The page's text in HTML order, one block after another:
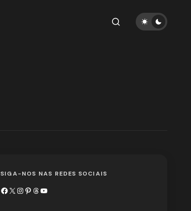
SIGA-NOS NAS REDES SOCIAIS